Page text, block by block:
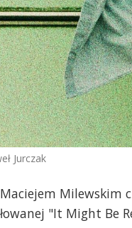
Jurczak
Milewskim
"It Might Be